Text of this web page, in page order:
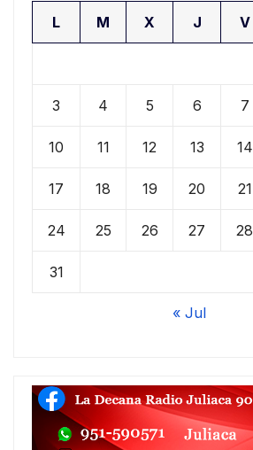
L M X J V
3 4 5 6 7
10 11 12 13 14
17 18 19 20 21
24 25 26 27 28
31
« Jul